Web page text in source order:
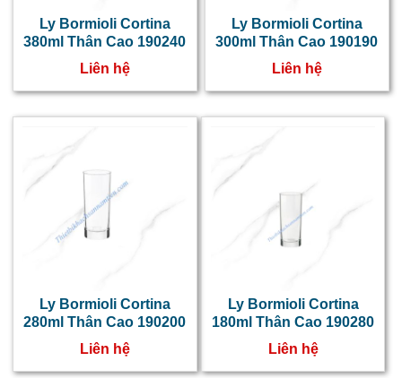
Ly Bormioli Cortina
380ml Thân Cao 190240
Liên hệ
Ly Bormioli Cortina
300ml Thân Cao 190190
Liên hệ
Ly Bormioli Cortina
280ml Thân Cao 190200
Liên hệ
Ly Bormioli Cortina
180ml Thân Cao 190280
Liên hệ